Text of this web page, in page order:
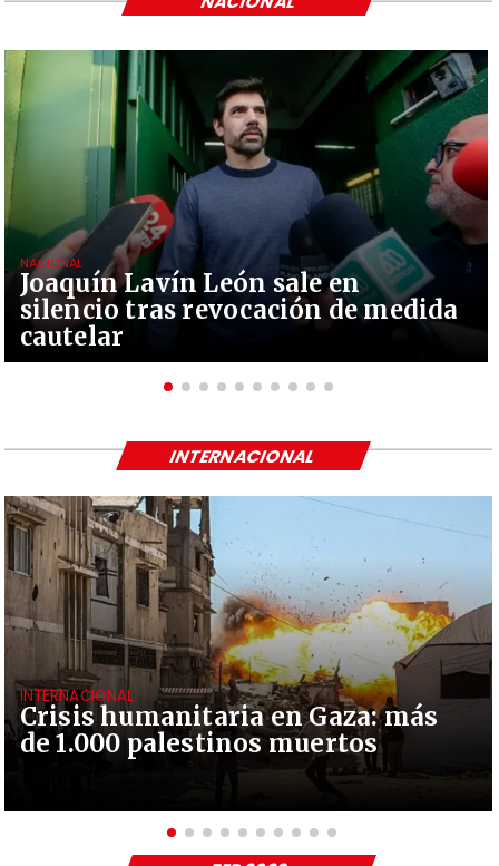
Joaquín Lavín León sale en
silencio tras revocación de medida
cautelar
NACIONAL
Crisis humanitaria en Gaza: más
de 1.000 palestinos muertos
INTERNACIONAL
INTERNACIONAL